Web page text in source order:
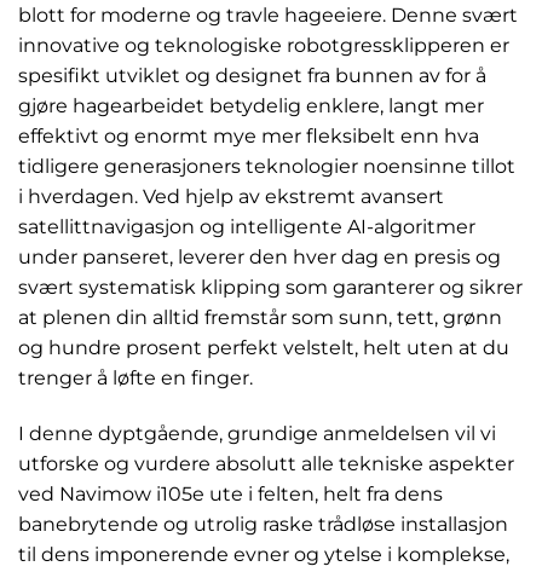
blott for moderne og travle hageeiere. Denne svært
innovative og teknologiske robotgressklipperen er
spesifikt utviklet og designet fra bunnen av for å
gjøre hagearbeidet betydelig enklere, langt mer
effektivt og enormt mye mer fleksibelt enn hva
tidligere generasjoners teknologier noensinne tillot
i hverdagen. Ved hjelp av ekstremt avansert
satellittnavigasjon og intelligente AI-algoritmer
under panseret, leverer den hver dag en presis og
svært systematisk klipping som garanterer og sikrer
at plenen din alltid fremstår som sunn, tett, grønn
og hundre prosent perfekt velstelt, helt uten at du
trenger å løfte en finger.
I denne dyptgående, grundige anmeldelsen vil vi
utforske og vurdere absolutt alle tekniske aspekter
ved Navimow i105e ute i felten, helt fra dens
banebrytende og utrolig raske trådløse installasjon
til dens imponerende evner og ytelse i komplekse,